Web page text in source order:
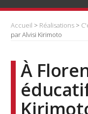
Accueil > Réalisations >
par Alvisi Kirimoto
À